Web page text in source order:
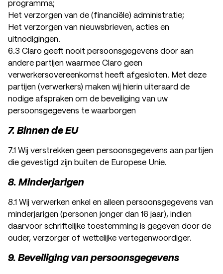
programma;
Het verzorgen van de (financiële) administratie;
Het verzorgen van nieuwsbrieven, acties en
uitnodigingen.
6.3 Claro geeft nooit persoonsgegevens door aan
andere partijen waarmee Claro geen
verwerkersovereenkomst heeft afgesloten. Met deze
partijen (verwerkers) maken wij hierin uiteraard de
nodige afspraken om de beveiliging van uw
persoonsgegevens te waarborgen
7. Binnen de EU
7.1 Wij verstrekken geen persoonsgegevens aan partijen
die gevestigd zijn buiten de Europese Unie.
8. Minderjarigen
8.1 Wij verwerken enkel en alleen persoonsgegevens van
minderjarigen (personen jonger dan 16 jaar), indien
daarvoor schriftelijke toestemming is gegeven door de
ouder, verzorger of wettelijke vertegenwoordiger.
9. Beveiliging van persoonsgegevens